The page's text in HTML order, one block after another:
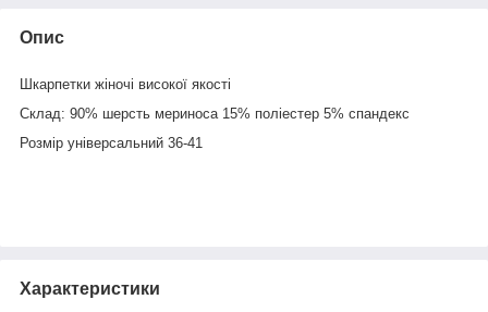
Опис
Шкарпетки жіночі високої якості
Склад: 90% шерсть мериноса 15% поліестер 5% спандекс
Розмір універсальний 36-41
Характеристики